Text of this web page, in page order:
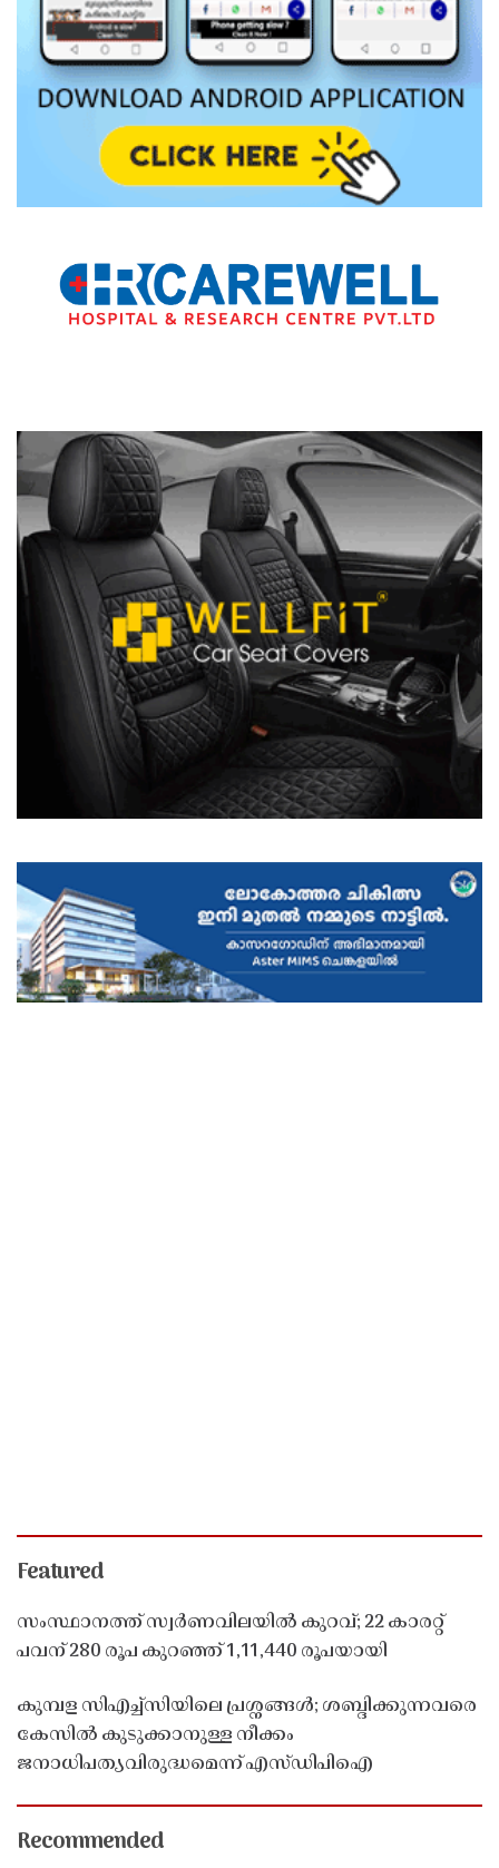
Featured
സംസ്ഥാനത്ത് സ്വർണവിലയിൽ കുറവ്; 22 കാരറ്റ്
പവന് 280 രൂപ കുറഞ്ഞ് 1,11,440 രൂപയായി
കുമ്പള സിഎച്ച്സിയിലെ പ്രശ്നങ്ങൾ; ശബ്ദിക്കുന്നവരെ
കേസിൽ കുടുക്കാനുള്ള നീക്കം
ജനാധിപത്യവിരുദ്ധമെന്ന് എസ്ഡിപിഐ
Recommended